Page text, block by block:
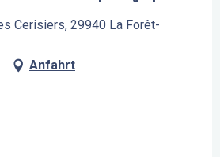
Cerisiers, 29940 La Forêt-
Anfahrt